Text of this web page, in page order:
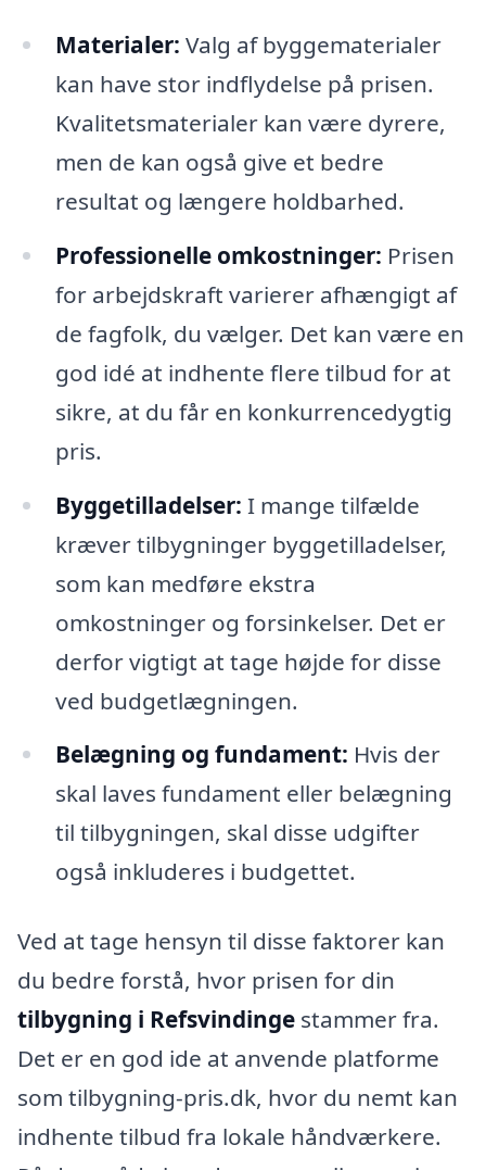
Materialer: Valg af byggematerialer
kan have stor indflydelse på prisen.
Kvalitetsmaterialer kan være dyrere,
men de kan også give et bedre
resultat og længere holdbarhed.
Professionelle omkostninger: Prisen
for arbejdskraft varierer afhængigt af
de fagfolk, du vælger. Det kan være en
god idé at indhente flere tilbud for at
sikre, at du får en konkurrencedygtig
pris.
Byggetilladelser: I mange tilfælde
kræver tilbygninger byggetilladelser,
som kan medføre ekstra
omkostninger og forsinkelser. Det er
derfor vigtigt at tage højde for disse
ved budgetlægningen.
Belægning og fundament: Hvis der
skal laves fundament eller belægning
til tilbygningen, skal disse udgifter
også inkluderes i budgettet.
Ved at tage hensyn til disse faktorer kan
du bedre forstå, hvor prisen for din
tilbygning i Refsvindinge stammer fra.
Det er en god ide at anvende platforme
som tilbygning-pris.dk, hvor du nemt kan
indhente tilbud fra lokale håndværkere.